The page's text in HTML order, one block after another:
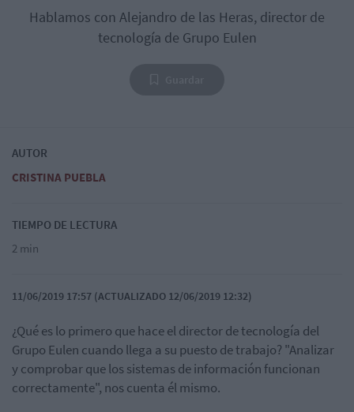
Hablamos con Alejandro de las Heras, director de
tecnología de Grupo Eulen
AUTOR
CRISTINA PUEBLA
TIEMPO DE LECTURA
2 min
11/06/2019 17:57 (ACTUALIZADO 12/06/2019 12:32)
¿Qué es lo primero que hace el director de tecnología del
Grupo Eulen cuando llega a su puesto de trabajo? "Analizar
y comprobar que los sistemas de información funcionan
correctamente", nos cuenta él mismo.